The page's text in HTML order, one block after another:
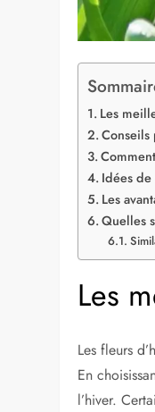
Les
Conseils
Idées
Les
Quelles
Les
Les fleurs
En
l’hiver.